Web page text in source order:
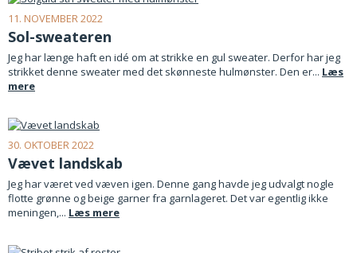
11. NOVEMBER 2022
Sol-sweateren
Jeg har længe haft en idé om at strikke en gul sweater. Derfor har jeg
strikket denne sweater med det skønneste hulmønster. Den er... Læs
mere
30. OKTOBER 2022
Vævet landskab
Jeg har været ved væven igen. Denne gang havde jeg udvalgt nogle
flotte grønne og beige garner fra garnlageret. Det var egentlig ikke
meningen,... Læs mere